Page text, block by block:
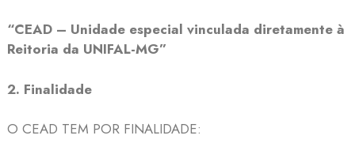
“CEAD – Unidade especial vinculada diretamente à
Reitoria da UNIFAL-MG”
2. Finalidade
O CEAD TEM POR FINALIDADE: